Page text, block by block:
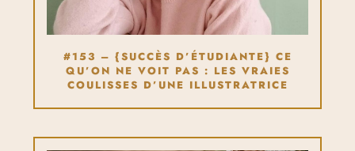
#153 – {SUCCÈS D’ÉTUDIANTE} CE
QU’ON NE VOIT PAS : LES VRAIES
COULISSES D’UNE ILLUSTRATRICE